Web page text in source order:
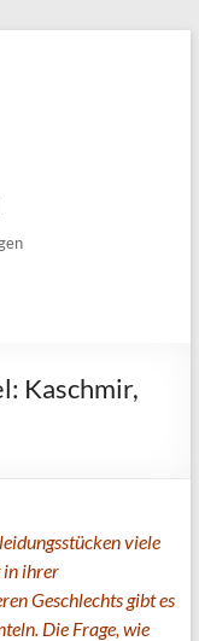
Kaschmir,
viele
in ihrer
Geschlechts gibt es
Die Frage, wie